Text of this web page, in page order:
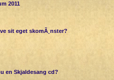
2011
sit eget skomÃ¸nster?
en Skjaldesang cd?